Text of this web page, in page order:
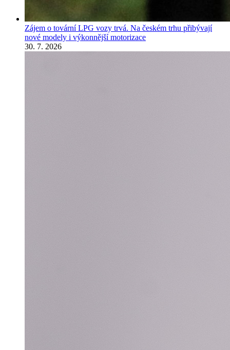
Zájem o tovární LPG vozy trvá. Na českém trhu přibývají
nové modely i výkonnější motorizace
30. 7. 2026